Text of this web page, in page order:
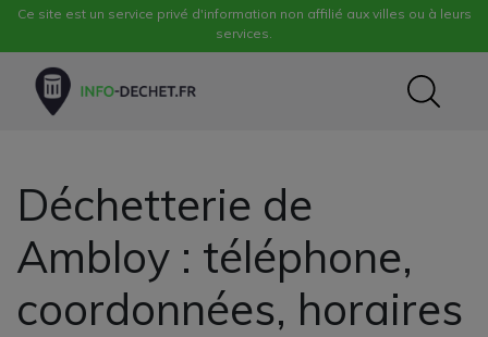
Ce site est un service privé d'information non affilié aux villes ou à leurs
services.
Déchetterie de
Ambloy : téléphone,
coordonnées, horaires